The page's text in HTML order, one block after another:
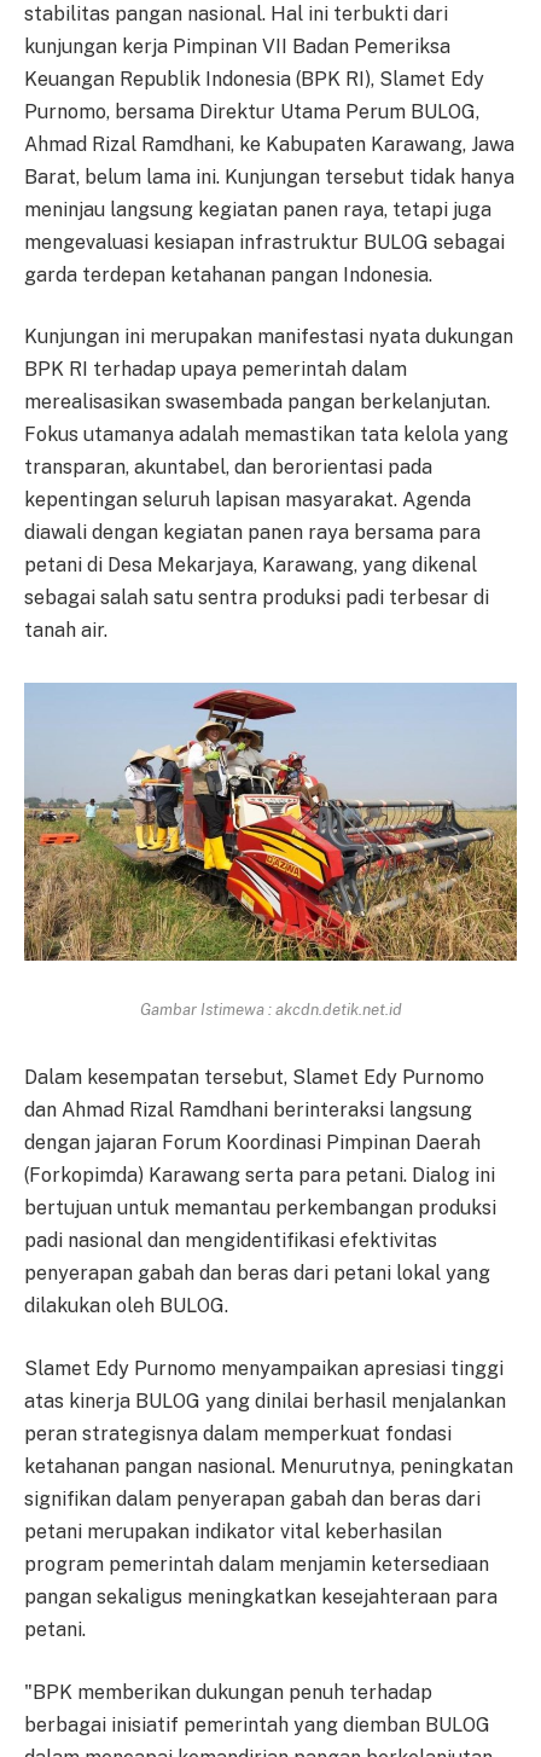
stabilitas pangan nasional. Hal ini terbukti dari
kunjungan kerja Pimpinan VII Badan Pemeriksa
Keuangan Republik Indonesia (BPK RI), Slamet Edy
Purnomo, bersama Direktur Utama Perum BULOG,
Ahmad Rizal Ramdhani, ke Kabupaten Karawang, Jawa
Barat, belum lama ini. Kunjungan tersebut tidak hanya
meninjau langsung kegiatan panen raya, tetapi juga
mengevaluasi kesiapan infrastruktur BULOG sebagai
garda terdepan ketahanan pangan Indonesia.
Kunjungan ini merupakan manifestasi nyata dukungan
BPK RI terhadap upaya pemerintah dalam
merealisasikan swasembada pangan berkelanjutan.
Fokus utamanya adalah memastikan tata kelola yang
transparan, akuntabel, dan berorientasi pada
kepentingan seluruh lapisan masyarakat. Agenda
diawali dengan kegiatan panen raya bersama para
petani di Desa Mekarjaya, Karawang, yang dikenal
sebagai salah satu sentra produksi padi terbesar di
tanah air.
Gambar Istimewa : akcdn.detik.net.id
Dalam kesempatan tersebut, Slamet Edy Purnomo
dan Ahmad Rizal Ramdhani berinteraksi langsung
dengan jajaran Forum Koordinasi Pimpinan Daerah
(Forkopimda) Karawang serta para petani. Dialog ini
bertujuan untuk memantau perkembangan produksi
padi nasional dan mengidentifikasi efektivitas
penyerapan gabah dan beras dari petani lokal yang
dilakukan oleh BULOG.
Slamet Edy Purnomo menyampaikan apresiasi tinggi
atas kinerja BULOG yang dinilai berhasil menjalankan
peran strategisnya dalam memperkuat fondasi
ketahanan pangan nasional. Menurutnya, peningkatan
signifikan dalam penyerapan gabah dan beras dari
petani merupakan indikator vital keberhasilan
program pemerintah dalam menjamin ketersediaan
pangan sekaligus meningkatkan kesejahteraan para
petani.
"BPK memberikan dukungan penuh terhadap
berbagai inisiatif pemerintah yang diemban BULOG